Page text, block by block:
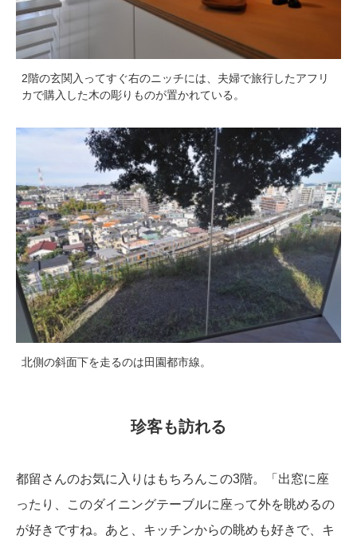
2階の玄関入ってすぐ右のニッチには、夫婦で旅行したアフリ
カで購入した木の彫りものが置かれている。
北側の斜面下を走るのは田園都市線。
珍客も訪れる
都留さんのお気に入りはもちろんこの3階。「出窓に座
ったり、このダイニングテーブルに座って外を眺めるの
が好きですね。あと、キッチンからの眺めも好きで、キ